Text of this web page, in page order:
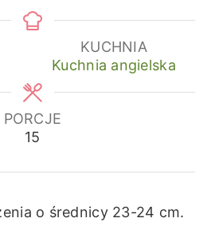
KUCHNIA
Kuchnia angielska
PORCJE
15
o średnicy 23-24 cm.